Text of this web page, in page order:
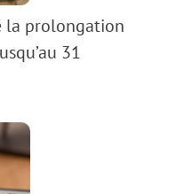
la prolongation
31